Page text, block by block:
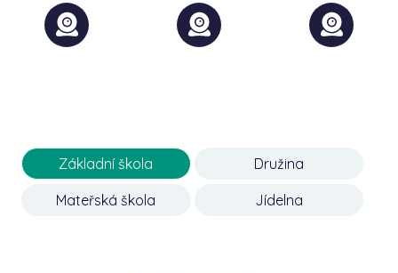
Základní škola Družina
Mateřská škola Jídelna